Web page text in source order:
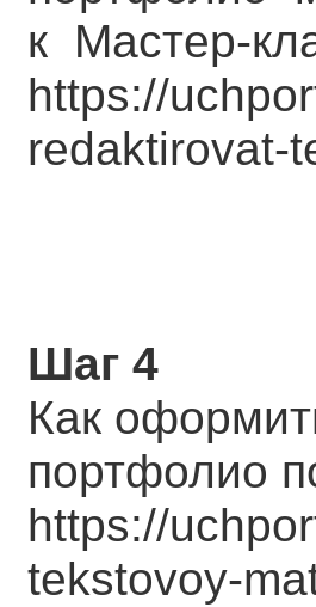
к Мастер-
https://
redaktirovat-
Шаг 4
Как
портфолио
https://
tekstovoy-